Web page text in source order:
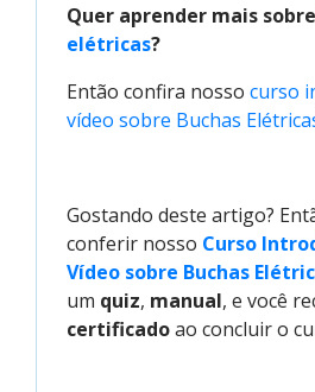
Quer aprender mais sobre
elétricas?
Então confira nosso curso
vídeo sobre Buchas
Gostando deste artigo?
conferir nosso Curso
Vídeo sobre Buchas
um quiz, manual, e você
certificadoao concluir o